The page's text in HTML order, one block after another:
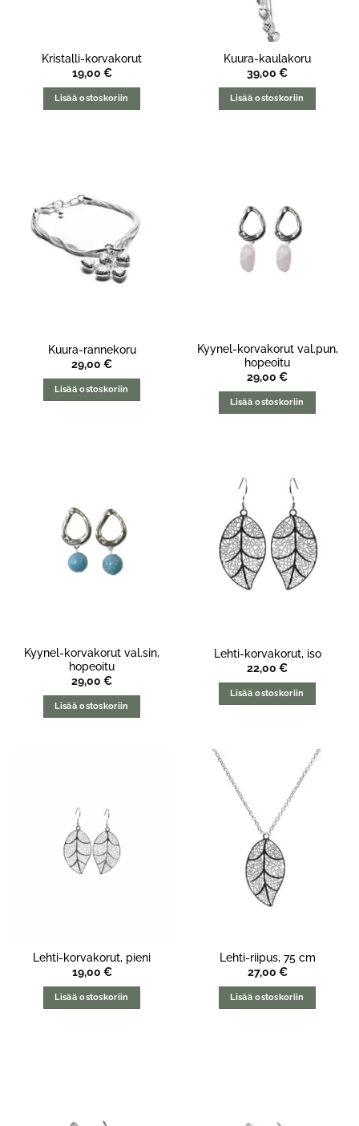
Kristalli-korvakorut
19,00 €
Lisää ostoskoriin
Kuura-kaulakoru
39,00 €
Lisää ostoskoriin
Kuura-rannekoru
29,00 €
Lisää ostoskoriin
Kyynel-korvakorut val.pun,
hopeoitu
29,00 €
Lisää ostoskoriin
Kyynel-korvakorut val.sin,
hopeoitu
29,00 €
Lisää ostoskoriin
Lehti-korvakorut, iso
22,00 €
Lisää ostoskoriin
Lehti-korvakorut, pieni
19,00 €
Lisää ostoskoriin
Lehti-riipus, 75 cm
27,00 €
Lisää ostoskoriin